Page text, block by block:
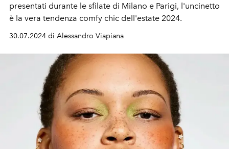
presentati durante le sfilate di Milano e Parigi, l'uncinetto
è la vera tendenza comfy chic dell'estate 2024.
30.07.2024 di Alessandro Viapiana